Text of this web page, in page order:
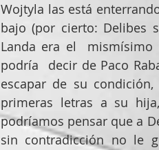
Wojtyla las está
bajo (por cierto: Delibes
Landa era el
podría  decir de Paco
escapar de su
primeras letras a su
podríamos pensar que a
sin contradicción no le